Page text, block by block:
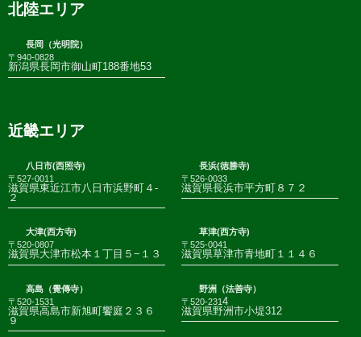
北陸エリア
長岡（光明院）
〒940-0828
新潟県長岡市御山町188番地53
近畿エリア
八日市(西照寺)
〒527-0011
滋賀県東近江市八日市浜野町４-
２
長浜(徳勝寺)
〒526-0033
滋賀県長浜市平方町８７２
大津(西方寺)
〒520-0807
滋賀県大津市松本１丁目５−１３
草津(西方寺)
〒525-0041
滋賀県草津市青地町１１４６
高島（覺傳寺）
〒520-1531
滋賀県高島市新旭町饗庭２３６
９
野洲（法善寺）
〒520-2314
滋賀県野洲市小堤312